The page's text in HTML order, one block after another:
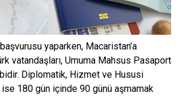
yaparken, Macaristan’a
vatandaşları, Umuma Mahsus Pasaport
Diplomatik, Hizmet ve Hususi
180 gün içinde 90 günü aşmamak